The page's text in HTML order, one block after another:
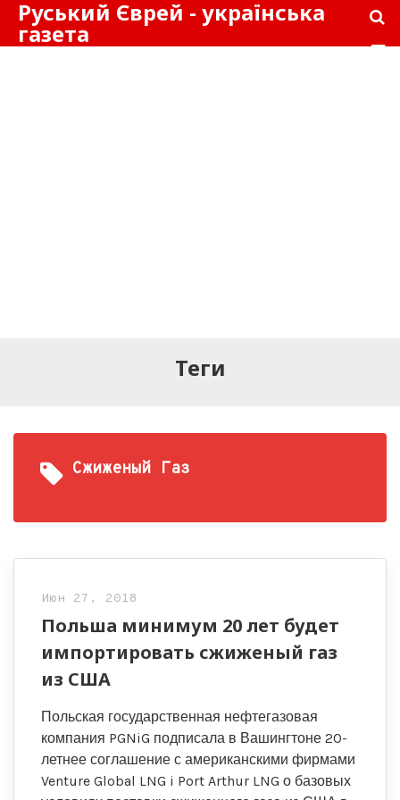
Руський Єврей - українська
газета
Теги
Сжиженый Газ
Июн 27, 2018
Польша минимум 20 лет будет
импортировать сжиженый газ
из США
Польская государственная нефтегазовая
компания PGNiG подписала в Вашингтоне 20-
летнее соглашение с американскими фирмами
Venture Global LNG i Port Arthur LNG о базовых